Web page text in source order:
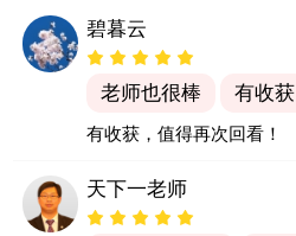
碧暮云
老师也很棒 有收获
有收获，值得再次回看！
天下一老师